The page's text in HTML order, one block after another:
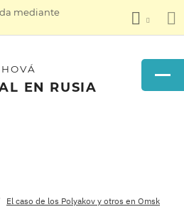
mediante
EN RUSIA
El caso de los Polyakov y otros en Omsk